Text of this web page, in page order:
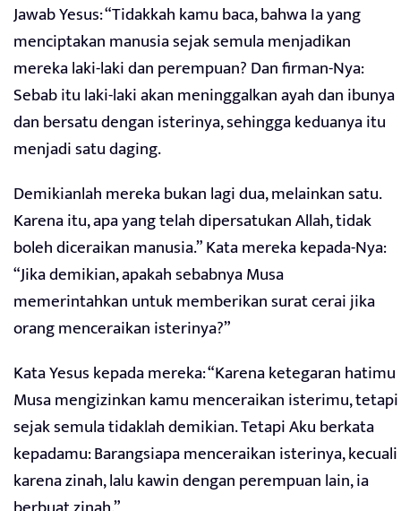
Jawab Yesus: “Tidakkah kamu baca, bahwa Ia yang
menciptakan manusia sejak semula menjadikan
mereka laki-laki dan perempuan? Dan firman-Nya:
Sebab itu laki-laki akan meninggalkan ayah dan ibunya
dan bersatu dengan isterinya, sehingga keduanya itu
menjadi satu daging.
Demikianlah mereka bukan lagi dua, melainkan satu.
Karena itu, apa yang telah dipersatukan Allah, tidak
boleh diceraikan manusia.” Kata mereka kepada-Nya:
“Jika demikian, apakah sebabnya Musa
memerintahkan untuk memberikan surat cerai jika
orang menceraikan isterinya?”
Kata Yesus kepada mereka: “Karena ketegaran hatimu
Musa mengizinkan kamu menceraikan isterimu, tetapi
sejak semula tidaklah demikian. Tetapi Aku berkata
kepadamu: Barangsiapa menceraikan isterinya, kecuali
karena zinah, lalu kawin dengan perempuan lain, ia